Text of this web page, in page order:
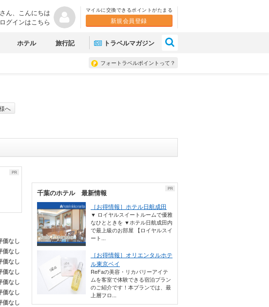
ん、こんにちは
ログインはこちら
マイルに交換できるポイントがたまる
新規会員登録
ホテル 旅行記 トラベルマガジン
フォートラベルポイントって？
へ
PR
価なし
価なし
価なし
価なし
価なし
価なし
価なし
PR
千葉のホテル 最新情報
［お得情報］ホテル日航成田
▼ ロイヤルスイートルームで優雅
なひとときを ▼ホテル日航成田内
で最上級のお部屋 【ロイヤルスイ
ート...
［お得情報］オリエンタルホテ
ル東京ベイ
ReFaの美容・リカバリーアイテ
ムを客室で体験できる宿泊プラン
のご紹介です！本プランでは、最
上層フロ...